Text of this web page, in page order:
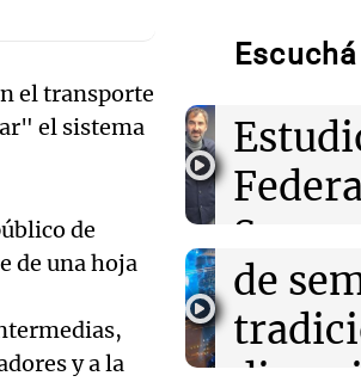
el transporte
el sistema
de
de una hoja
y a la
la buena senda
Ascacíbar se
un gol ante
muchas
Candela
la denuncia
Moyano:
cualquiera"
Congreso
Audio.
de
Audio.
para
Audio.